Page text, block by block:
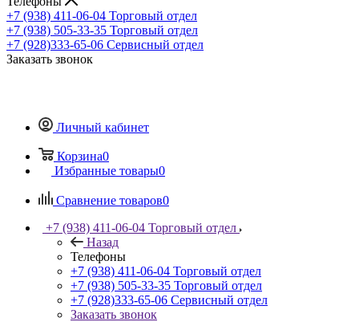
+7 (938) 411-06-04 Торговый отдел
+7 (938) 505-33-35 Торговый отдел
+7 (928)333-65-06 Сервисный отдел
Заказать звонок
Личный кабинет
Корзина0
Избранные товары0
Сравнение товаров0
+7 (938) 411-06-04 Торговый отдел
Назад
Телефоны
+7 (938) 411-06-04 Торговый отдел
+7 (938) 505-33-35 Торговый отдел
+7 (928)333-65-06 Сервисный отдел
Заказать звонок